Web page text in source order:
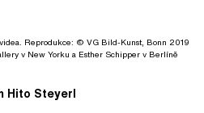
Reprodukce: © VG Bild-Kunst, Bonn 2019
v New Yorku a Esther Schipper v Berlíně
Hito Steyerl